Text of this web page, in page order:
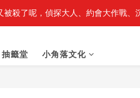
最新開賣🔥「全知讀者視角」 周
被殺了呢，偵探大人、約會大作戰
抽籤堂 小角落文化